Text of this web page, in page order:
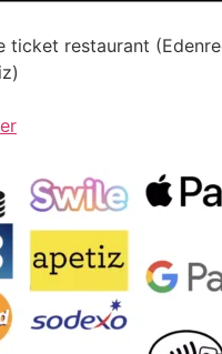
ticket restaurant